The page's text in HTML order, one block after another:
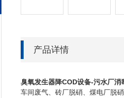
产品详情
臭氧发生器降COD设备-污水厂消
车间废气、砖厂脱硝、煤电厂脱